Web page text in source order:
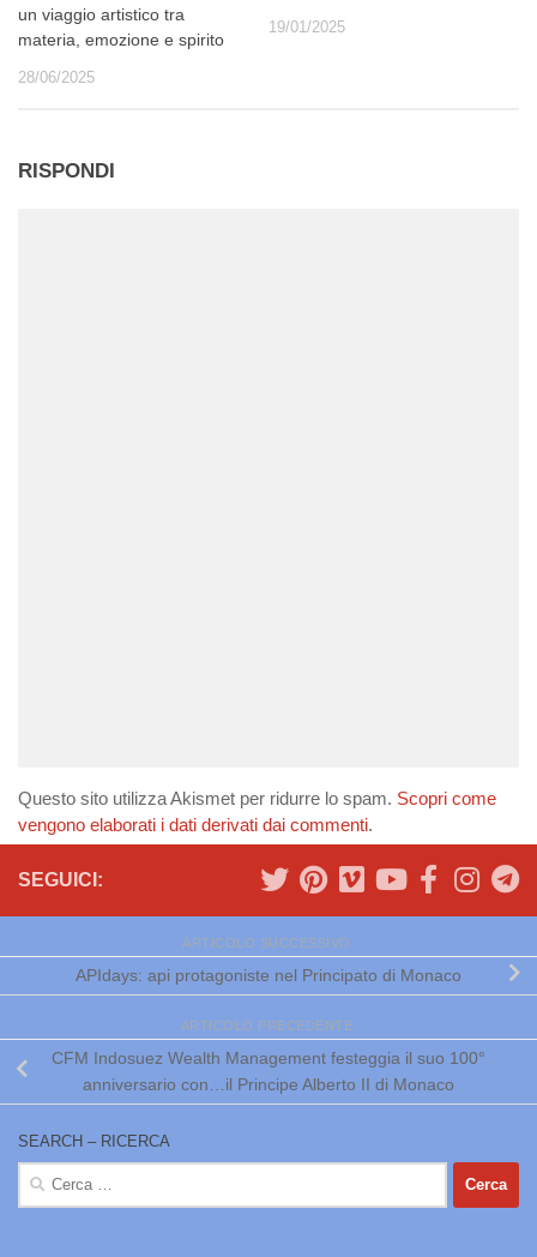
un viaggio artistico tra
materia, emozione e spirito
28/06/2025
19/01/2025
RISPONDI
Questo sito utilizza Akismet per ridurre lo spam. Scopri come
vengono elaborati i dati derivati dai commenti.
SEGUICI:
ARTICOLO SUCCESSIVO
APIdays: api protagoniste nel Principato di Monaco
ARTICOLO PRECEDENTE
CFM Indosuez Wealth Management festeggia il suo 100°
anniversario con…il Principe Alberto II di Monaco
SEARCH – RICERCA
Ricerca